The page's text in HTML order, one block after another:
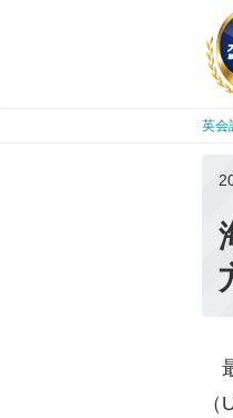
英会